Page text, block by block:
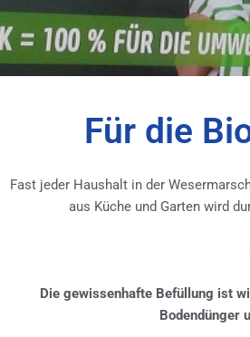
Für die
Fast jeder Haushalt in der
aus Küche und Garten wird
Die gewissenhafte Befüllung ist
Bodendünger